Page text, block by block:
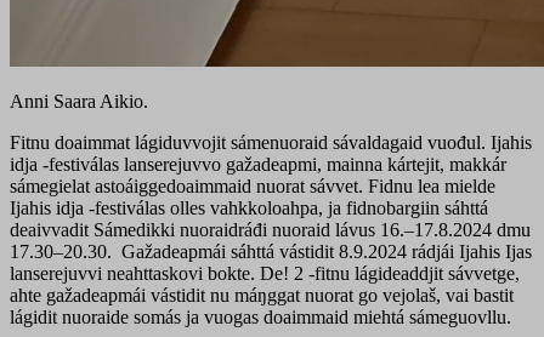
Anni Saara Aikio.
Fitnu doaimmat lágiduvvojit sámenuoraid sávaldagaid vuođul. Ijahis
idja -festiválas lanserejuvvo gažadeapmi, mainna kártejit, makkár
sámegielat astoáiggedoaimmaid nuorat sávvet. Fidnu lea mielde
Ijahis idja -festiválas olles vahkkoloahpa, ja fidnobargiin sáhttá
deaivvadit Sámedikki nuoraidráđi nuoraid lávus 16.–17.8.2024 dmu
17.30–20.30. Gažadeapmái sáhttá vástidit 8.9.2024 rádjái Ijahis Ijas
lanserejuvvi neahttaskovi bokte. De! 2 -fitnu lágideaddjit sávvetge,
ahte gažadeapmái vástidit nu máŋggat nuorat go vejolaš, vai bastit
lágidit nuoraide somás ja vuogas doaimmaid miehtá sámeguovllu.